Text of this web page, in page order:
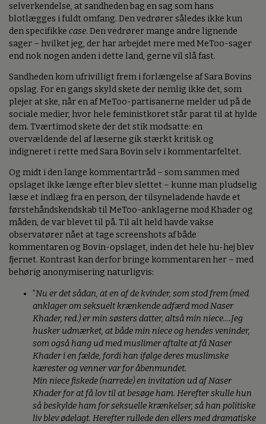
selverkendelse, at sandheden bag en sag som hans
blotlægges i fuldt omfang. Den vedrører således ikke kun
den specifikke case. Den vedrører mange andre lignende
sager – hvilket jeg, der har arbejdet mere med MeToo-sager
end nok nogen anden i dette land, gerne vil slå fast.
Sandheden kom ufrivilligt frem i forlængelse af Sara Bovins
opslag. For en gangs skyld skete der nemlig ikke det, som
plejer at ske, når en af MeToo-partisanerne melder ud på de
sociale medier, hvor hele feministkoret står parat til at hylde
dem. Tværtimod skete der det stik modsatte: en
overvældende del af læserne gik stærkt kritisk og
indigneret i rette med Sara Bovin selv i kommentarfeltet.
Og midt i den lange kommentartråd – som sammen med
opslaget ikke længe efter blev slettet – kunne man pludselig
læse et indlæg fra en person, der tilsyneladende havde et
førstehåndskendskab til MeToo-anklagerne mod Khader og
måden, de var blevet til på. Til alt held havde vakse
observatører nået at tage screenshots af både
kommentaren og Bovin-opslaget, inden det hele hu-hej blev
fjernet. Kontrast kan derfor bringe kommentaren her – med
behørig anonymisering naturligvis:
”Nu er det sådan, at en af de kvinder, som stod frem (med
anklager om seksuelt krænkende adfærd mod Naser
Khader, red.) er min søsters datter, altså min niece….Jeg
husker udmærket, at både min niece og hendes veninder,
som også hang ud med muslimer aftalte at få Naser
Khader i en fælde, fordi han ifølge deres muslimske
kærester og venner var for åbenmundet.
Min niece fiskede (narrede) en invitation ud af Naser
Khader for at få lov til at besøge ham. Herefter skulle hun
så beskylde ham for seksuelle krænkelser, så han politiske
liv blev ødelagt. Herefter rullede den ellers med dramatiske